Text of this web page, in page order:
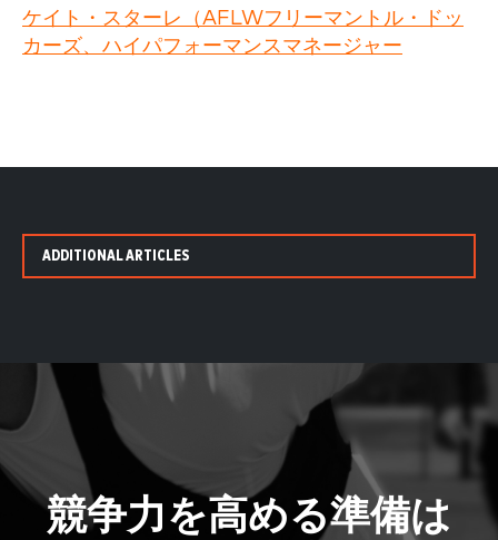
ケイト・スターレ（AFLWフリーマントル・ドッ
カーズ、ハイパフォーマンスマネージャー
ADDITIONAL ARTICLES
競争力を高める準備は